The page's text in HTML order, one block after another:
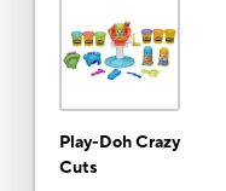
Play-Doh Crazy
Cuts